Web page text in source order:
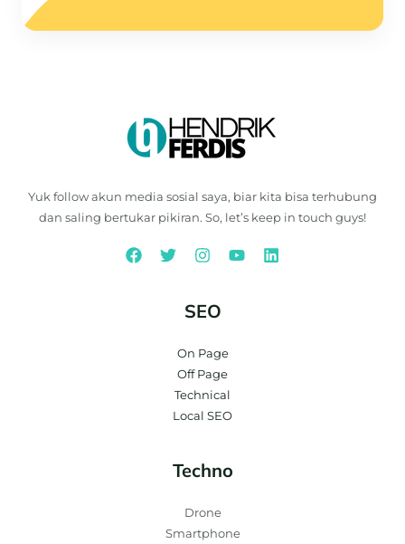
Yuk follow akun media sosial saya, biar kita bisa terhubung
dan saling bertukar pikiran. So, let’s keep in touch guys!
SEO
On Page
Off Page
Technical
Local SEO
Techno
Drone
Smartphone